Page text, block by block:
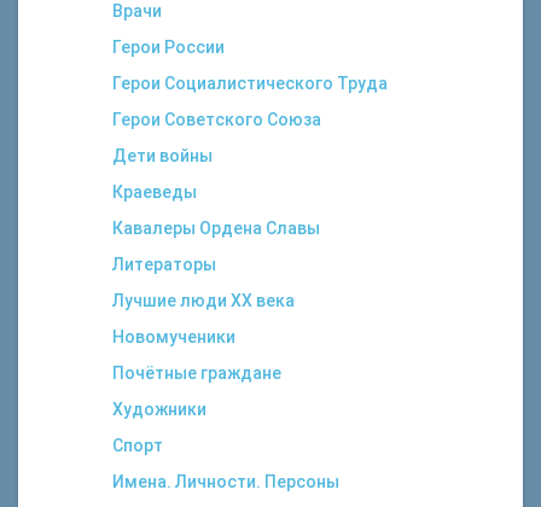
Врачи
Герои России
Герои Социалистического Труда
Герои Советского Союза
Дети войны
Краеведы
Кавалеры Ордена Славы
Литераторы
Лучшие люди XX века
Новомученики
Почётные граждане
Художники
Спорт
Имена. Личности. Персоны